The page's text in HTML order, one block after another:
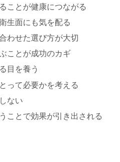
ことが健康につながる
生面にも気を配る
わせた選び方が大切
ことが成功のカギ
目を養う
って必要かを考える
ない
ことで効果が引き出される